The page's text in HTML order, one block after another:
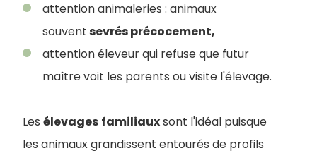
attention animaleries : animaux
souventsevrés précocement,
attention éleveur qui refuse que futur
maître voit les parents ou visite l'élevage.
Les élevages familiauxsont l'idéal puisque
les animaux grandissent entourés de profils